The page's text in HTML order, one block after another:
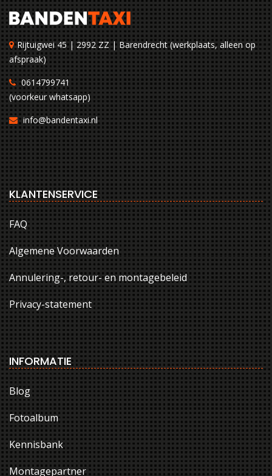
Rijtuigwei 45 | 2992 ZZ | Barendrecht (werkplaats, alleen op
afspraak)
0614799741
(voorkeur whatsapp)
info@bandentaxi.nl
KLANTENSERVICE
FAQ
Algemene Voorwaarden
Annulering-, retour- en montagebeleid
Privacy-statement
INFORMATIE
Blog
Fotoalbum
Kennisbank
Montagepartner